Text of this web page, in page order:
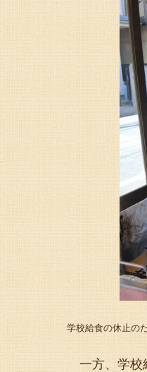
学校給食の休止の
一方、学校